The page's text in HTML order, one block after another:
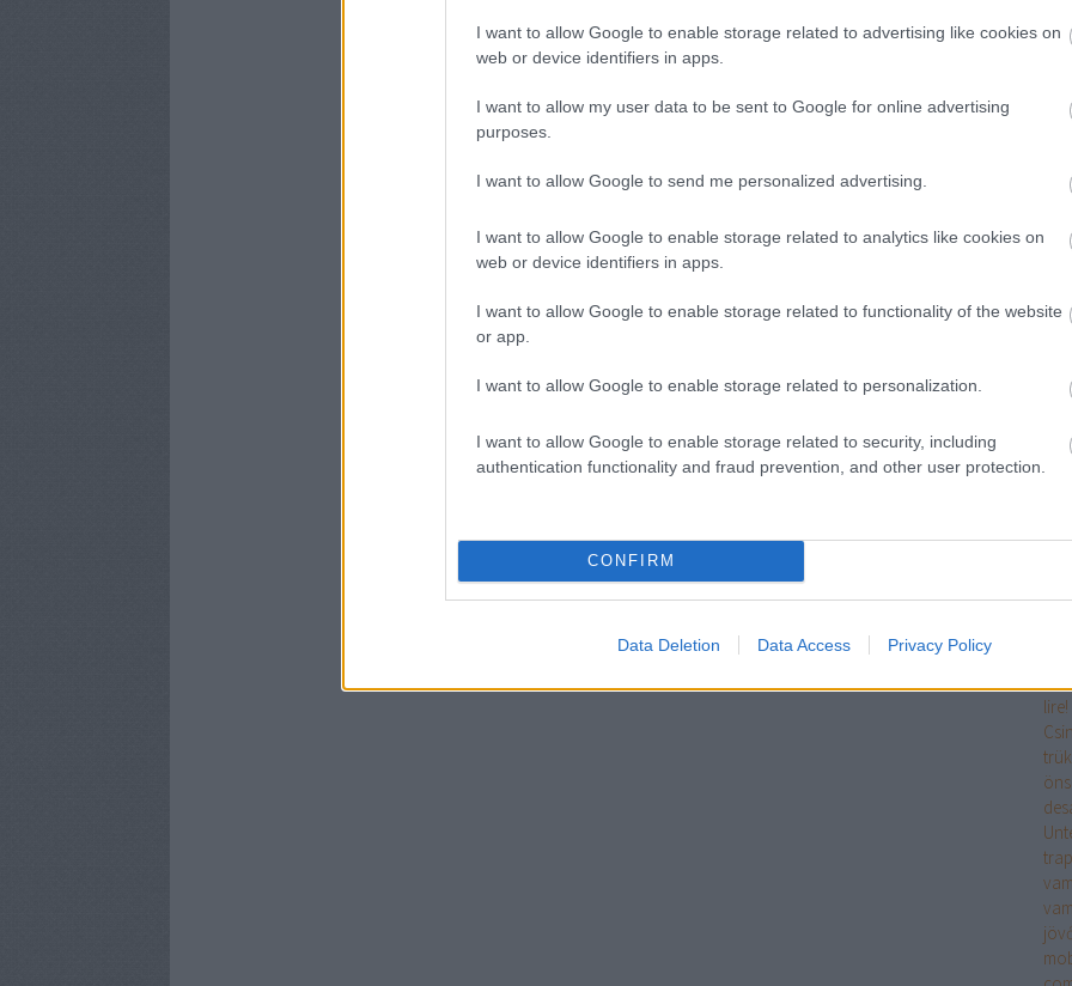
I want to allow Google to enable storage related to advertising like cookies on
web or device identifiers in apps.
I want to allow my user data to be sent to Google for online advertising
purposes.
I want to allow Google to send me personalized advertising.
I want to allow Google to enable storage related to analytics like cookies on
web or device identifiers in apps.
I want to allow Google to enable storage related to functionality of the website
or app.
I want to allow Google to enable storage related to personalization.
I want to allow Google to enable storage related to security, including
authentication functionality and fraud prevention, and other user protection.
CONFIRM
Data Deletion Data Access Privacy Policy
lire!